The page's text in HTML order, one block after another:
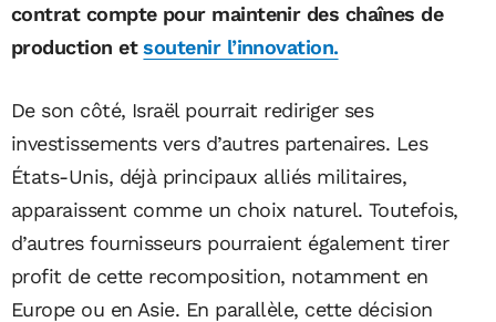
contrat compte pour maintenir des chaînes de
production etsoutenir l’innovation.
De son côté, Israël pourrait rediriger ses
investissements vers d’autres partenaires. Les
États-Unis, déjà principaux alliés militaires,
apparaissent comme un choix naturel. Toutefois,
d’autres fournisseurs pourraient également tirer
profit de cette recomposition, notamment en
Europe ou en Asie. En parallèle, cette décision